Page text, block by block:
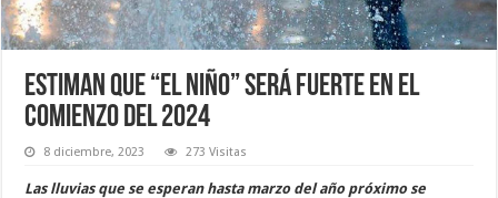
Estiman que “El Niño” será fuerte en el
comienzo del 2024
8 diciembre, 2023 273 Visitas
Las lluvias que se esperan hasta marzo del año próximo se